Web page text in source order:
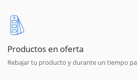
Productos en oferta
Rebajar tu producto y durante un tiempo